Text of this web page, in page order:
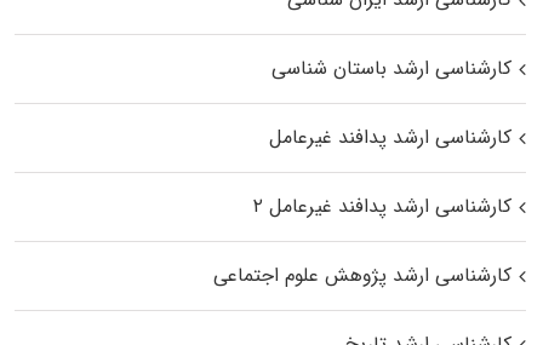
کارشناسی ارشد باستان شناسی
کارشناسی ارشد پدافند غیرعامل
کارشناسی ارشد پدافند غیرعامل ۲
کارشناسی ارشد پژوهش علوم اجتماعی